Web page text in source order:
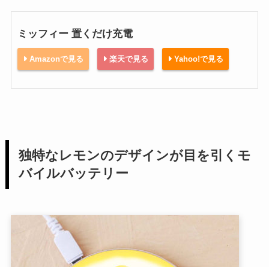
ミッフィー 置くだけ充電
Amazonで見る 楽天で見る Yahoo!で見る
独特なレモンのデザインが目を引くモ
バイルバッテリー